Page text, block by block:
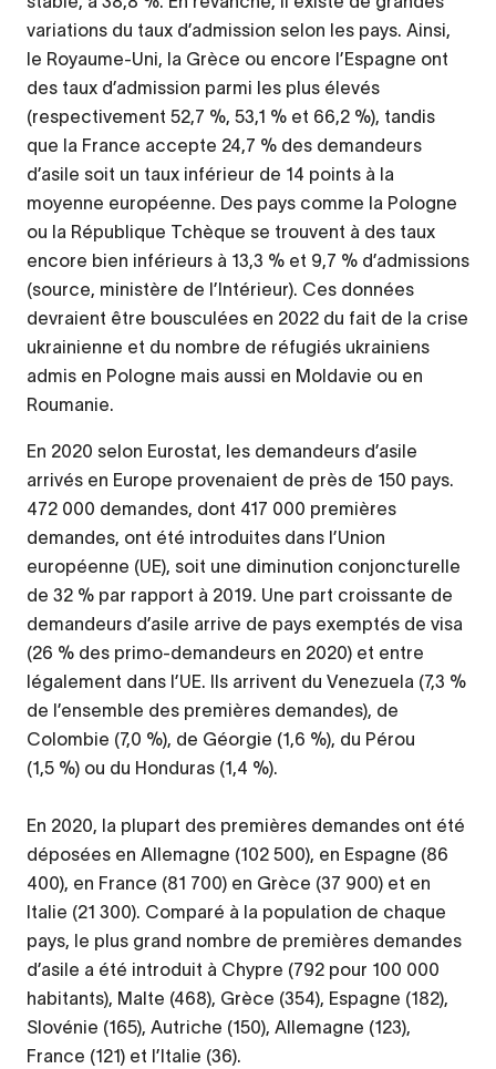
variations du taux d’admission selon les pays. Ainsi,
le Royaume-Uni, la Grèce ou encore l’Espagne ont
des taux d’admission parmi les plus élevés
(respectivement 52,7 %, 53,1 % et 66,2 %), tandis
que la France accepte 24,7 % des demandeurs
d’asile soit un taux inférieur de 14 points à la
moyenne européenne. Des pays comme la Pologne
ou la République Tchèque se trouvent à des taux
encore bien inférieurs à 13,3 % et 9,7 % d’admissions
(source, ministère de l’Intérieur). Ces données
devraient être bousculées en 2022 du fait de la crise
ukrainienne et du nombre de réfugiés ukrainiens
admis en Pologne mais aussi en Moldavie ou en
Roumanie.
En 2020 selon Eurostat, les demandeurs d’asile
arrivés en Europe provenaient de près de 150 pays.
472 000 demandes, dont 417 000 premières
demandes, ont été introduites dans l’Union
européenne (UE), soit une diminution conjoncturelle
de 32 % par rapport à 2019. Une part croissante de
demandeurs d’asile arrive de pays exemptés de visa
(26 % des primo-demandeurs en 2020) et entre
légalement dans l’UE. Ils arrivent du Venezuela (7,3 %
de l’ensemble des premières demandes), de
Colombie (7,0 %), de Géorgie (1,6 %), du Pérou
(1,5 %) ou du Honduras (1,4 %).
En 2020, la plupart des premières demandes ont été
déposées en Allemagne (102 500), en Espagne (86
400), en France (81 700) en Grèce (37 900) et en
Italie (21 300). Comparé à la population de chaque
pays, le plus grand nombre de premières demandes
d’asile a été introduit à Chypre (792 pour 100 000
habitants), Malte (468), Grèce (354), Espagne (182),
Slovénie (165), Autriche (150), Allemagne (123),
France (121) et l’Italie (36).